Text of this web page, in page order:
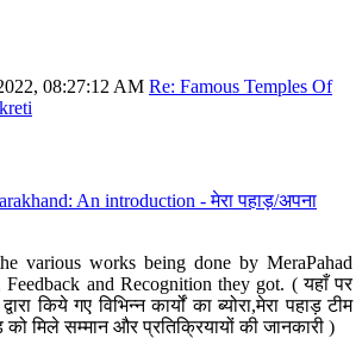
08:27:12 AM Re: Famous Temples Of
An introduction - मेरा पहाड़/अपना
various works being done by MeraPahad
Feedback and Recognition they got. ( यहाँ पर
किये गए विभिन्न कार्यों का ब्योरा,मेरा पहाड़ टीम
को मिले सम्मान और प्रतिक्रियायों की जानकारी )